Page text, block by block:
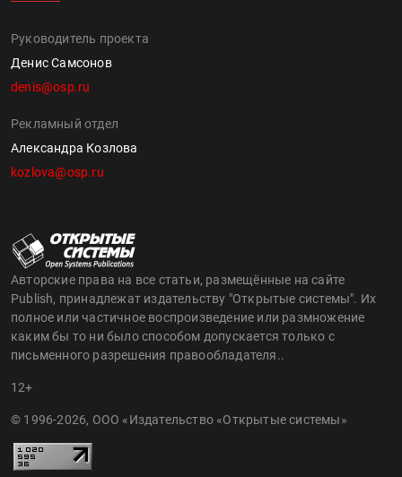
Руководитель проекта
Денис Самсонов
denis@osp.ru
Рекламный отдел
Александра Козлова
kozlova@osp.ru
Авторские права на все статьи, размещённые на сайте
Publish, принадлежат издательству "Открытые системы". Их
полное или частичное воспроизведение или размножение
каким бы то ни было способом допускается только с
письменного разрешения правообладателя..
12+
© 1996-2026, ООО «Издательство «Открытые системы»